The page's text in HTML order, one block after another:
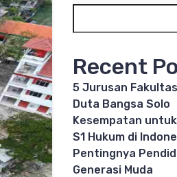
Recent
5 Jurusan
Duta Bangsa Solo
Kesempatan
S1 Hukum di
Pentingnya
Generasi Muda